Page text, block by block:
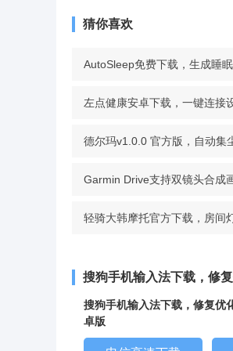
猜你喜欢
AutoSleep免费下载，生成睡
学建议，管理更科学
左点健康安卓下载，一键连接
看耳内画面，采耳更轻松
德尔玛v1.0.0 官方版，自动集
轻松享受洁净生活 v1.0.0 官方
Garmin Drive支持双镜头合成
故影像多视角记录 v4.19.34
轻骑大韩摩托官方下载，房间
版
搜狗手机输入法下载，修
搜狗手机输入法下载，修复优
卓版